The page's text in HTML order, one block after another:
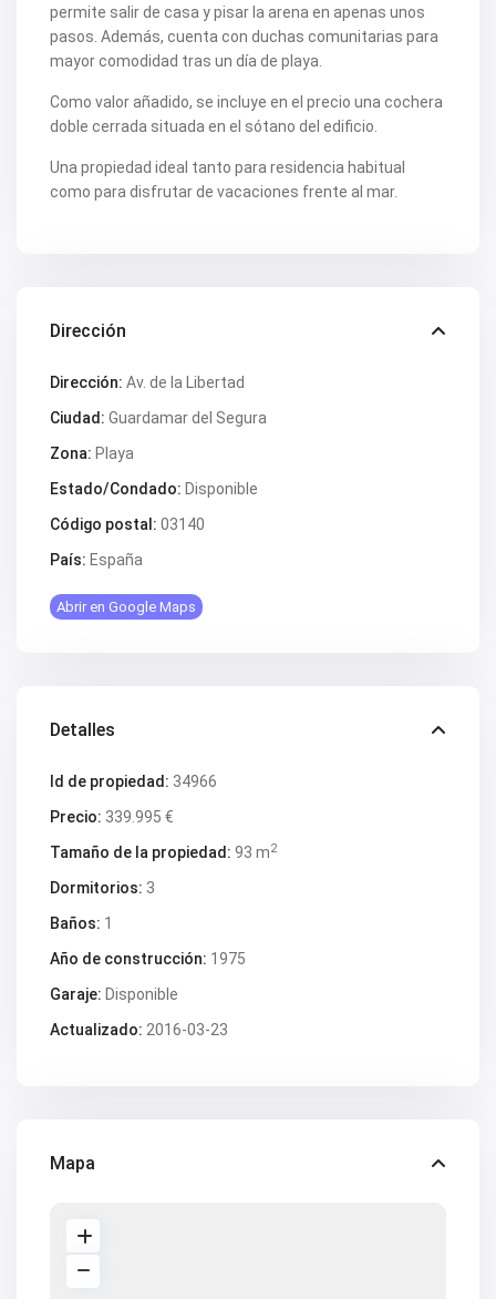
V2522
V2524
V2531
V2532
V2535
V2536
V2538
V2540
V2564
V2572
V2574
V2577
V2578
V2582
V2588B
V2591
V2595
V2609
V2617
V2618
V2619
V2620
V2628
V2630
V2633
V2634
V2640
V2653
V2670
permite salir de casa y pisar la arena en apenas unos
pasos. Además, cuenta con duchas comunitarias para
mayor comodidad tras un día de playa.
Como valor añadido, se incluye en el precio una cochera
doble cerrada situada en el sótano del edificio.
Una propiedad ideal tanto para residencia habitual
como para disfrutar de vacaciones frente al mar.
Dirección
Dirección: Av. de la Libertad
Ciudad: Guardamar del Segura
Zona: Playa
Estado/Condado: Disponible
Código postal: 03140
País: España
Abrir en Google Maps
Detalles
Id de propiedad: 34966
Precio: 339.995 €
Tamaño de la propiedad: 93 m2
Dormitorios: 3
Baños: 1
Año de construcción: 1975
Garaje: Disponible
Actualizado: 2016-03-23
Mapa